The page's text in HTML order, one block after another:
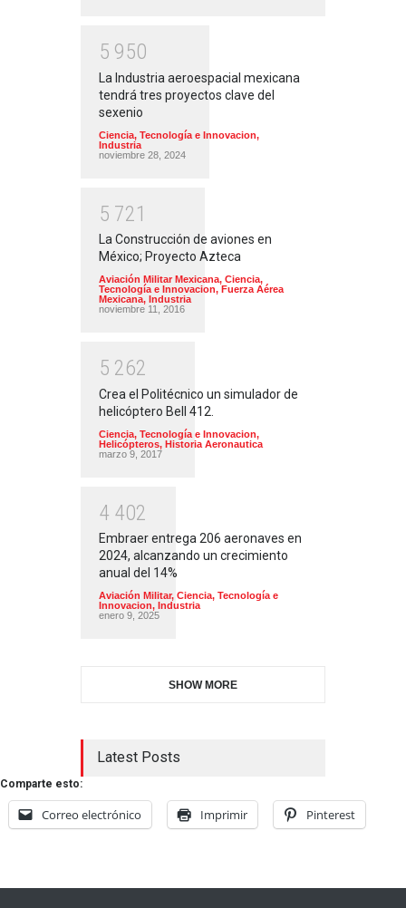
5 950
La Industria aeroespacial mexicana
tendrá tres proyectos clave del
sexenio
Ciencia, Tecnología e Innovacion,
Industria
noviembre 28, 2024
5 721
La Construcción de aviones en
México; Proyecto Azteca
Aviación Militar Mexicana, Ciencia,
Tecnología e Innovacion, Fuerza Aérea
Mexicana, Industria
noviembre 11, 2016
5 262
Crea el Politécnico un simulador de
helicóptero Bell 412.
Ciencia, Tecnología e Innovacion,
Helicópteros, Historia Aeronautica
marzo 9, 2017
4 402
Embraer entrega 206 aeronaves en
2024, alcanzando un crecimiento
anual del 14%
Aviación Militar, Ciencia, Tecnología e
Innovacion, Industria
enero 9, 2025
SHOW MORE
Latest Posts
Comparte esto:
Correo electrónico Imprimir Pinterest